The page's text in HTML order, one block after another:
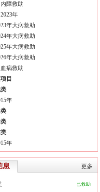
障救助
2023年
年大病救助
年大病救助
年大病救助
年大病救助
病救助
目
年
年
更多
息
已救助